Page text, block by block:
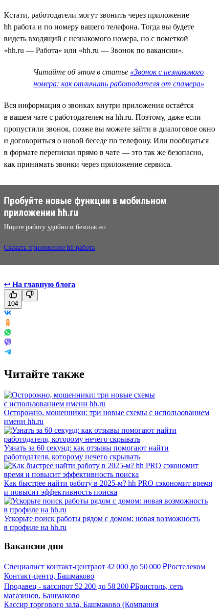
Кстати, работодатели могут звонить через приложение
hh работа и по номеру вашего телефона. Тогда вы будете
видеть входящий с незнакомого номера, но с пометкой
«hh.ru — Работа» или «hh.ru — Звонок по вакансии».
Читайте об этом в статье «Звонок с незнакомого
номера: как отличить работодателя от спамера»
Вся информация о звонках внутри приложения остаётся
в вашем чате с работодателем на hh.ru. Поэтому, даже если
пропустили звонок, позже вы можете зайти в диалоговое окно
и договориться о новой беседе по телефону. Или пообщаться
в формате переписки прямо в чате — это так же безопасно,
как принимать звонки через приложение сервиса.
Пробуйте новые функции в мобильном
приложении hh.ru
Ищите работу удобно и безопасно
Скачать приложение hh работа
↩ На главную блога
104
Читайте также
Осторожно, мошенники: три новые схемы с использованием
имени hh.ru
Узнать за 60 секунд: как отзывы помогают найти
работодателя, которому нечего скрывать
Как быстрее найти работу в 2025-м? hh PRO сэкономит время
и повысит эффективность поиска
Ускорьте поиск работы рядом с домом: новая возможность
в профиле на hh.ru
Вакансии дня
Специалист контакт-центраот 42 000 до 50 000 ₽Ростелеком
Контакт-центр, Башмаково
Продавец - кассирот 52 200 до 58 200 ₽Бристоль, сеть
магазинов, Башмаково
Кассир торгового зала, Башмаково (Компания